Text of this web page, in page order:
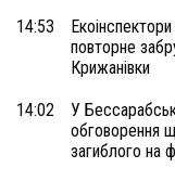
14:53
повторне
Крижанівки
14:02
У
обговорення
загиблого на